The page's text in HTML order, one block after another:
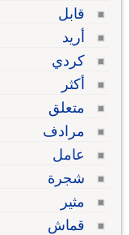
قابل
أريد
كردي
أكثر
متعلق
مرادف
عامل
شجرة
مثير
قماش